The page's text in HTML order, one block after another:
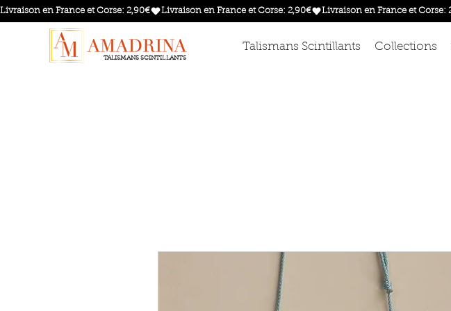
TALISMANS SCINTILLANTS
Talismans Scintillants Collections
Livraison en France et Corse: 2,90€